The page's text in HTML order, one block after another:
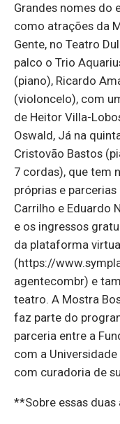
Grandes nomes do
como atrações da
Gente, no Teatro
palco o Trio
(piano), Ricardo
(violoncelo), com
de Heitor Villa-
Oswald, Já na
Cristovão Bastos
7 cordas), que tem
próprias e
Carrilho e Eduardo
e os ingressos
da plataforma
(https://
agentecombr) e
teatro. A Mostra
faz parte do
parceria entre a
com a
com curadoria de
**Sobre essas